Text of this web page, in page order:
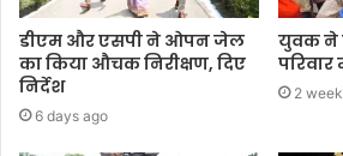
डीएम और एसपी ने ओपन जेल
का किया औचक निरीक्षण, दिए
निर्देश
6 days ago
युवक ने
2